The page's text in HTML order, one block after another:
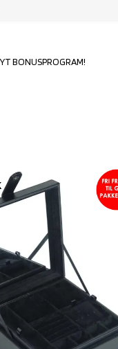
BONUSPROGRAM!